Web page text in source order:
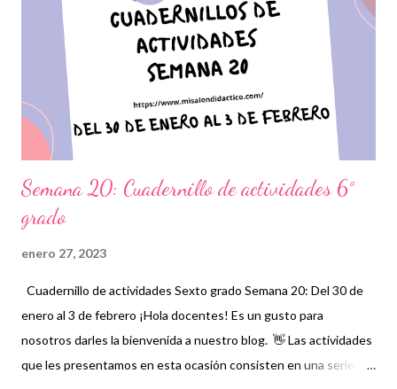
ejecución de estas actividades en conjunto con los vídeos que
se proporcionan se realicen en tiempo y forma para no perder la
secuencia de cada una. Expresamos nuestro más sincero
agradecimiento a los autores de tan estupendo material que sin
duda alguna les será de gran ayud...
Semana 20: Cuadernillo de actividades 6°
grado
enero 27, 2023
Cuadernillo de actividades Sexto grado Semana 20: Del 30 de
enero al 3 de febrero ¡Hola docentes! Es un gusto para
nosotros darles la bienvenida a nuestro blog. 👋 Las actividades
que les presentamos en esta ocasión consisten en una serie de